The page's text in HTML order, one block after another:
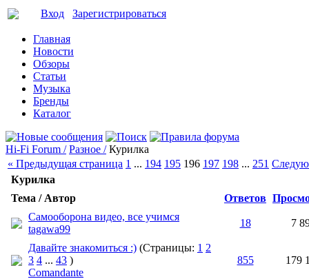
Вход Зарегистрироваться
Главная
Новости
Обзоры
Статьи
Музыка
Бренды
Каталог
Hi-Fi Forum / Разное / Курилка
« Предыдущая страница 1 ... 194 195 196 197 198 ... 251
Курилка
Тема / Автор
Ответов
Самооборона видео, все учимся
tagawa99
18 7
Давайте знакомиться :) (Страницы: 1 2
3 4 ... 43 )
Comandante
855 179